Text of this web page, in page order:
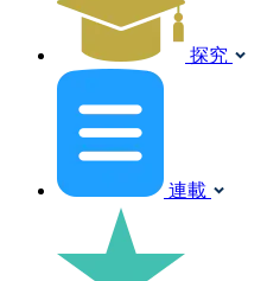
探究
連載